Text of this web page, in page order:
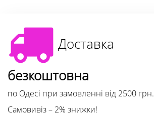
Доставка
безкоштовна
по Одесі при замовленні від 2500 грн.
Самовивіз – 2% знижки!